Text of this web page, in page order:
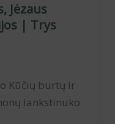
Jėzaus
| Trys
Kūčių burtų ir
lankstinuko